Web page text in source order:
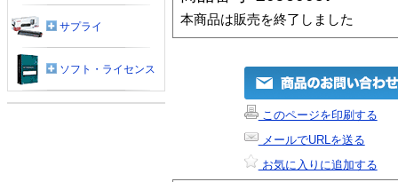
本商品は販売を終了しました
このページを印刷する
メールでURLを送る
お気に入りに追加する
サプライ
ソフト・ライセンス